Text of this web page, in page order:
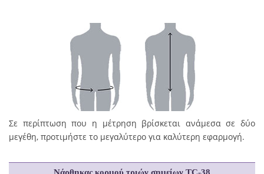
Σε περίπτωση που η μέτρηση βρίσκεται ανάμεσα σε δύο
μεγέθη, προτιμήστε το μεγαλύτερο για καλύτερη εφαρμογή.
Νάρθηκας κορμού τριών σημείων TC-38